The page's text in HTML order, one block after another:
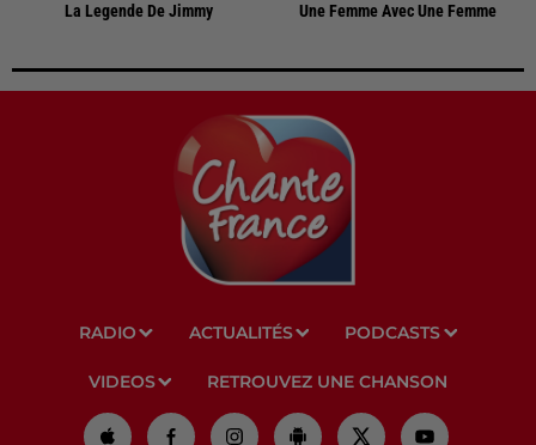
La Legende De Jimmy Une Femme Avec Une Femme
RADIO ACTUALITÉS PODCASTS
VIDEOS RETROUVEZ UNE CHANSON